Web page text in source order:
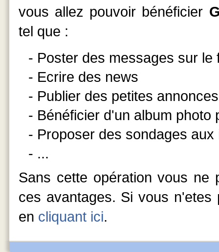
vous allez pouvoir bénéficier
tel que :
- Poster des messages sur le
- Ecrire des news
- Publier des petites annonces
- Bénéficier d'un album
- Proposer des sondages aux
- ...
Sans cette opération vous ne
ces avantages. Si vous
en cliquant ici.